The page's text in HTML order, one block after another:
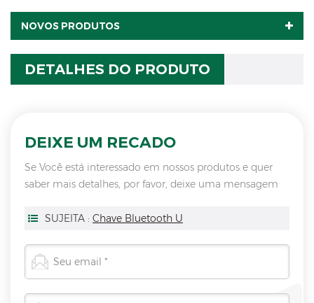
NOVOS PRODUTOS
DETALHES DO PRODUTO
DEIXE UM RECADO
Se Você está interessado em nossos produtos e quer
saber mais detalhes, por favor, deixe uma mensagem
SUJEITA : Chave Bluetooth U